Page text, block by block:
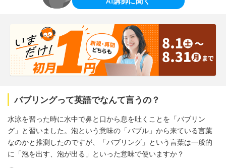
バブリングって英語でなんて言うの？
水泳を習った時に水中で鼻と口から息を吐くことを「バブリン
グ」と習いました。泡という意味の「バブル」から来ている言葉
なのかと推測したのですが、「バブリング」という言葉は一般的
に「泡を出す、泡が出る」といった意味で使いますか？